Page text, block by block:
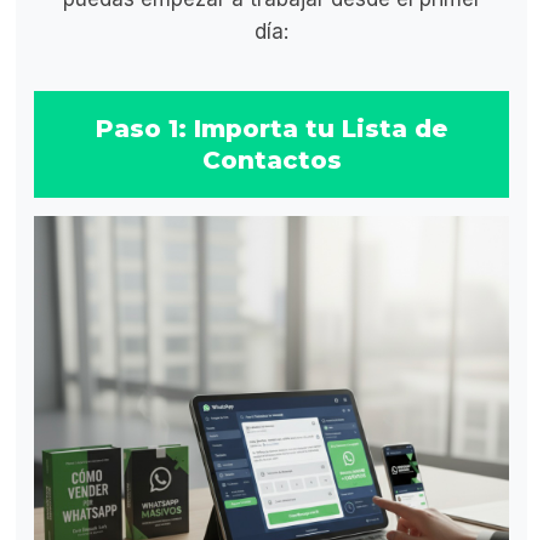
día:
Paso 1: Importa tu Lista de
Contactos